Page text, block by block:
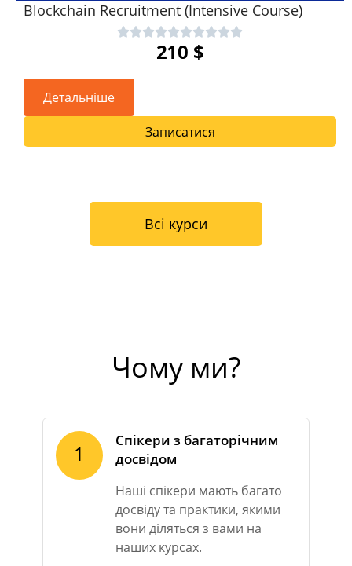
Blockchain Recruitment (Intensive Course)
210 $
Детальніше
Записатися
Всі курси
Чому ми?
1
Спікери з багаторічним
досвідом
Наші спікери мають багато
досвіду та практики, якими
вони діляться з вами на
наших курсах.